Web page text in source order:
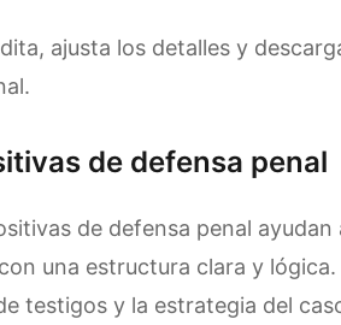
ajusta los detalles y
de defensa penal
de defensa penal
una estructura clara y
testigos y la estrategia del